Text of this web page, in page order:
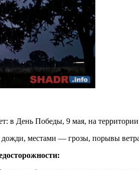
в День Победы, 9 мая, на
местами — грозы, порывы